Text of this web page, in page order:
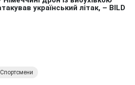
Спортсмени